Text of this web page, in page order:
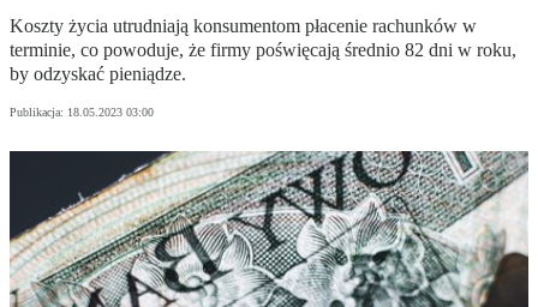
Koszty życia utrudniają konsumentom płacenie rachunków w
terminie, co powoduje, że firmy poświęcają średnio 82 dni w roku,
by odzyskać pieniądze.
Publikacja: 18.05.2023 03:00